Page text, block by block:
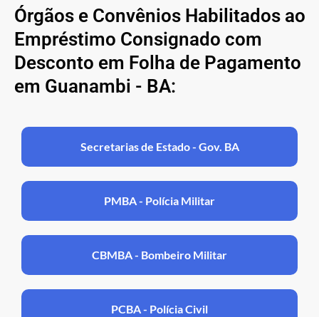
Órgãos e Convênios Habilitados ao
Empréstimo Consignado com
Desconto em Folha de Pagamento
em Guanambi - BA:
Secretarias de Estado - Gov. BA
PMBA - Polícia Militar
CBMBA - Bombeiro Militar
PCBA - Polícia Civil